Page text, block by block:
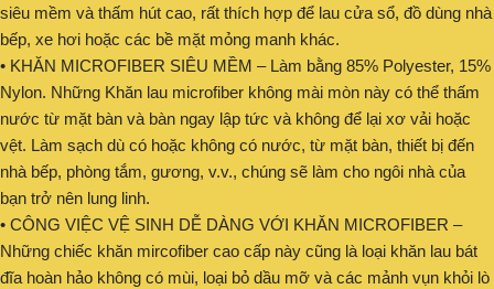
siêu mềm và thấm hút cao, rất thích hợp để lau cửa sổ, đồ dùng nhà
bếp, xe hơi hoặc các bề mặt mỏng manh khác.
• KHĂN MICROFIBER SIÊU MỀM – Làm bằng 85% Polyester, 15%
Nylon. Những Khăn lau microfiber không mài mòn này có thể thấm
nước từ mặt bàn và bàn ngay lập tức và không để lại xơ vải hoặc
vệt. Làm sạch dù có hoặc không có nước, từ mặt bàn, thiết bị đến
nhà bếp, phòng tắm, gương, v.v., chúng sẽ làm cho ngôi nhà của
bạn trở nên lung linh.
• CÔNG VIỆC VỆ SINH DỄ DÀNG VỚI KHĂN MICROFIBER –
Những chiếc khăn mircofiber cao cấp này cũng là loại khăn lau bát
đĩa hoàn hảo không có mùi, loại bỏ dầu mỡ và các mảnh vụn khỏi lò